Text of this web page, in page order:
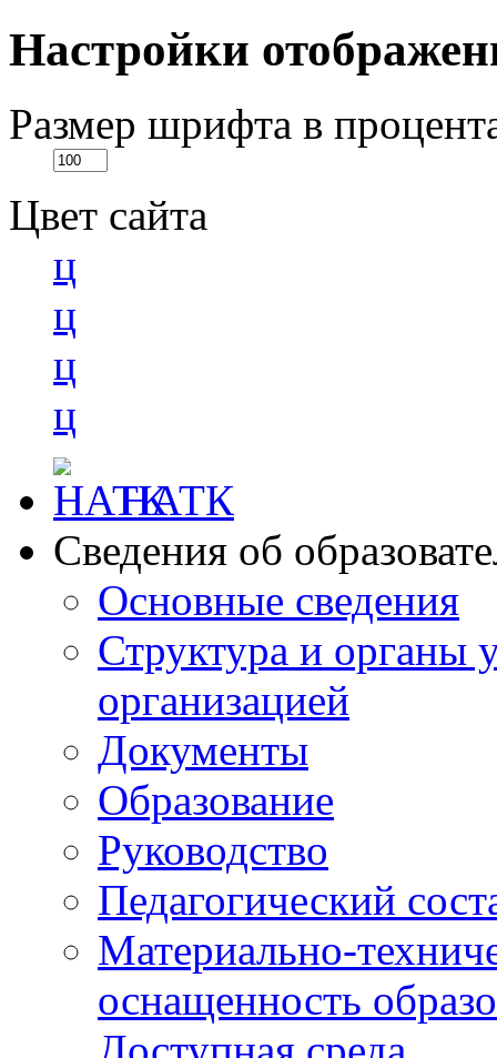
Настройки
Размер шрифта в
Цвет сайта
ц
ц
ц
ц
НАТК
Сведения об
Основные сведения
Структура и органы
организацией
Документы
Образование
Руководство
Педагогический
Материально-
оснащенность